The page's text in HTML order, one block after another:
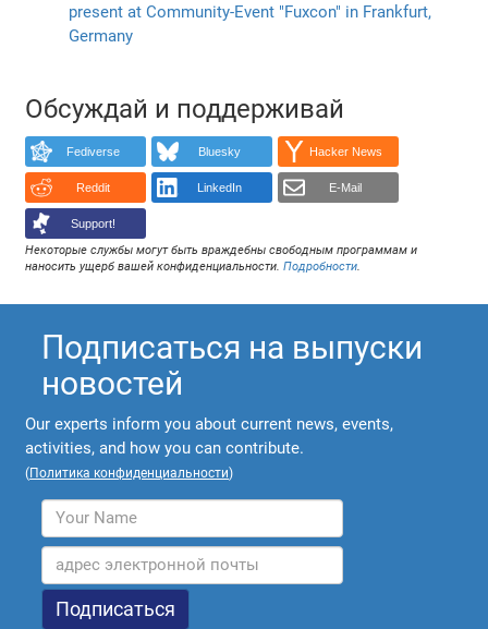
present at Community-Event "Fuxcon" in Frankfurt,
Germany
Обсуждай и поддерживай
Fediverse Bluesky Hacker News
Reddit LinkedIn E-Mail
Support!
Некоторые службы могут быть враждебны свободным программам и
наносить ущерб вашей конфиденциальности.Подробности.
Подписаться на выпуски
новостей
Our experts inform you about current news, events,
activities, and how you can contribute.
(Политика конфиденциальности)